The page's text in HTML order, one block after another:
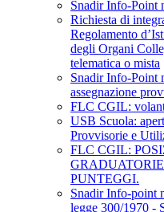
Snadir Info-Point
Richiesta di
Regolamento
degli Organi
telematica o mista
Snadir Info-Point
assegnazione
FLC CGIL:
USB Scuola:
Provvisorie e
FLC CGIL:
PUNTEGGI.
Snadir Info-point
legge 300/1970 -